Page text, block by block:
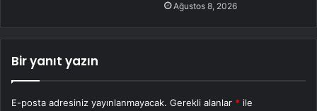
Ağustos 8, 2026
Bir yanıt yazın
E-posta adresiniz yayınlanmayacak. Gerekli alanlar * ile